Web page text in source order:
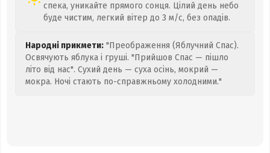
спека, уникайте прямого сонця. Цілий день небо
буде чистим, легкий вітер до 3 м/с, без опадів.
Народні прикмети: "Преображення (Яблучний Спас).
Освячують яблука і груші. "Прийшов Спас — пішло
літо від нас". Сухий день — суха осінь, мокрий —
мокра. Ночі стають по-справжньому холодними."